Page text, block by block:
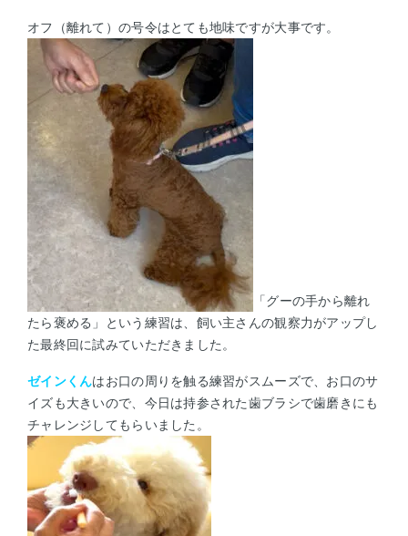
オフ（離れて）の号令はとても地味ですが大事です。
「グーの手から離れ
たら褒める」という練習は、飼い主さんの観察力がアップし
た最終回に試みていただきました。
ゼインくんはお口の周りを触る練習がスムーズで、お口のサ
イズも大きいので、今日は持参された歯ブラシで歯磨きにも
チャレンジしてもらいました。